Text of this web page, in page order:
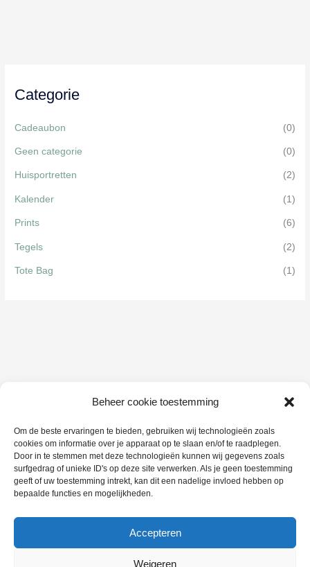
Beheer cookie toestemming
Om de beste ervaringen te bieden, gebruiken wij technologieën zoals
cookies om informatie over je apparaat op te slaan en/of te raadplegen.
Door in te stemmen met deze technologieën kunnen wij gegevens zoals
surfgedrag of unieke ID's op deze site verwerken. Als je geen toestemming
geeft of uw toestemming intrekt, kan dit een nadelige invloed hebben op
bepaalde functies en mogelijkheden.
Accepteren
Weigeren
Categorie
Cadeaubon (0)
Geen categorie (0)
Huisportretten (2)
Kalender (1)
Prints (6)
Tegels (2)
Tote Bag (1)